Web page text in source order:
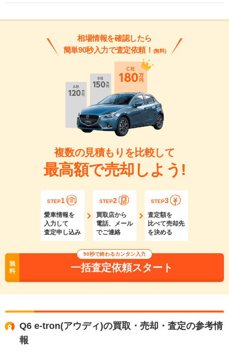
相場情報を確認したら
簡単90秒入力で査定依頼！ (無料)
複数の見積もりを比較して
最高額で売却しよう!
STEP1
愛車情報を
入力して
査定申し込み
STEP2
買取店から
電話、メール
でご連絡
STEP3
査定額を
比べて売却先
を決める
無
料
90秒で終わるカンタン入力
一括査定依頼スタート
Q6 e-tron(アウディ)の買取・売却・査定の参考情
報